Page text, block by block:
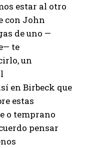
estar al otro
con John
de uno —
te
un
en Birbeck que
estas
o temprano
pensar